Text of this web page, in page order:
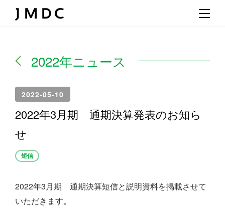
2022年ニュース
2022-05-10
2022年3月期 通期決算発表のお知ら
せ
短信
2022年3月期 通期決算短信と説明資料を掲載させて
いただきます。